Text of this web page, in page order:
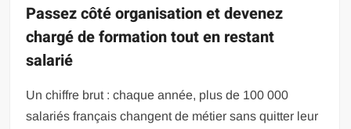
Passez côté organisation et devenez
chargé de formation tout en restant
salarié
Un chiffre brut : chaque année, plus de 100 000
salariés français changent de métier sans quitter leur